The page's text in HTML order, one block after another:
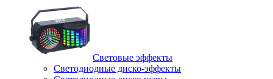
Световые эффекты
Светодиодные диско-эффекты